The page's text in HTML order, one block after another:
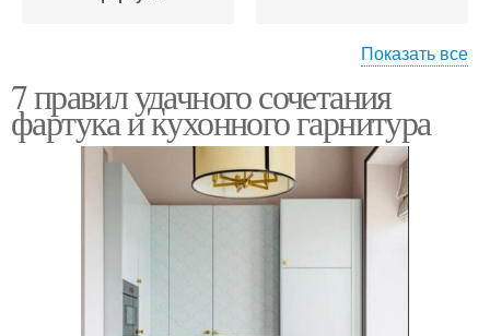
фартук
Показать все
7 правил удачного сочетания
фартука и кухонного гарнитура